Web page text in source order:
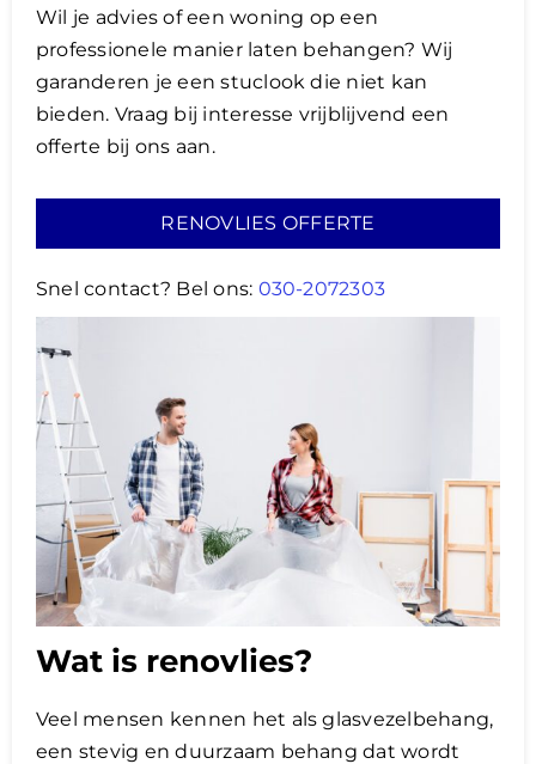
Wil je advies of een woning op een
professionele manier laten behangen? Wij
garanderen je een stuclook die niet kan
bieden. Vraag bij interesse vrijblijvend een
offerte bij ons aan.
RENOVLIES OFFERTE
Snel contact? Bel ons: 030-2072303
Wat is renovlies?
Veel mensen kennen het als glasvezelbehang,
een stevig en duurzaam behang dat wordt